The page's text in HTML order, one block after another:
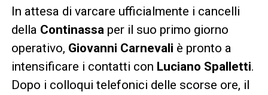
In attesa di varcare ufficialmente i cancelli
della Continassaper il suo primo giorno
operativo, Giovanni Carnevali è pronto a
intensificare i contatti con Luciano Spalletti.
Dopo i colloqui telefonici delle scorse ore, il